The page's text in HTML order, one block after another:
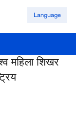
Language
महिला शिखर